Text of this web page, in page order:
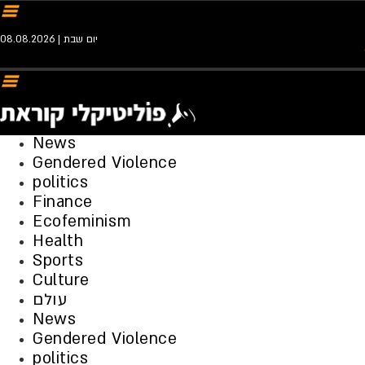
יום שבת | 08.08.2026
News
Gendered Violence
politics
Finance
Ecofeminism
Health
Sports
Culture
עולם
News
Gendered Violence
politics